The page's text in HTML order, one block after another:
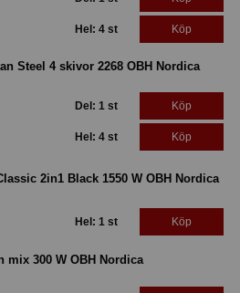
Hel: 4 st Köp
Steel 4 skivor 2268 OBH Nordica
Del: 1 st Köp
Hel: 4 st Köp
2in1 Black 1550 W OBH Nordica
Hel: 1 st Köp
mix 300 W OBH Nordica